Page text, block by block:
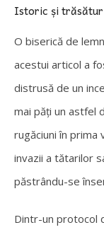
Istoric și
O biserică de
acestui articol a
distrusă de un
mai păți un astfel
rugăciuni în prima
invazii a tătarilor
păstrându-se
Dintr-un protocol